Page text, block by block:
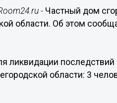
- Частный дом
области. Об этом
ликвидации
области: 3